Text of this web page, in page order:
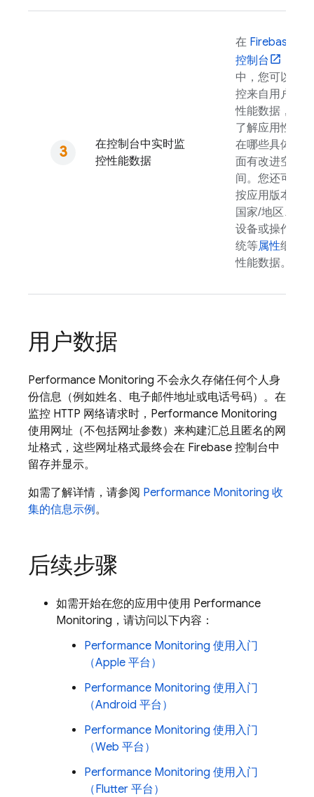
在控制台中实时监
控性能数据
在 Firebase
控制台
中，您可以监
控来自用户的
性能数据，以
了解应用性能
在哪些具体方
面有改进空
间。您还可以
按应用版本、
国家/地区、
设备或操作系
统等属性细分
性能数据。
用户数据
Performance Monitoring 不会永久存储任何个人身
份信息（例如姓名、电子邮件地址或电话号码）。在
监控 HTTP 网络请求时， Performance Monitoring
使用网址（不包括网址参数）来构建汇总且匿名的网
址格式，这些网址格式最终会在 Firebase 控制台中
留存并显示。
如需了解详情，请参阅 Performance Monitoring 收
集的信息示例。
后续步骤
如需开始在您的应用中使用 Performance
Monitoring ，请访问以下内容：
Performance Monitoring 使用入门
（Apple 平台）
Performance Monitoring 使用入门
（Android 平台）
Performance Monitoring 使用入门
（Web 平台）
Performance Monitoring 使用入门
（Flutter 平台）